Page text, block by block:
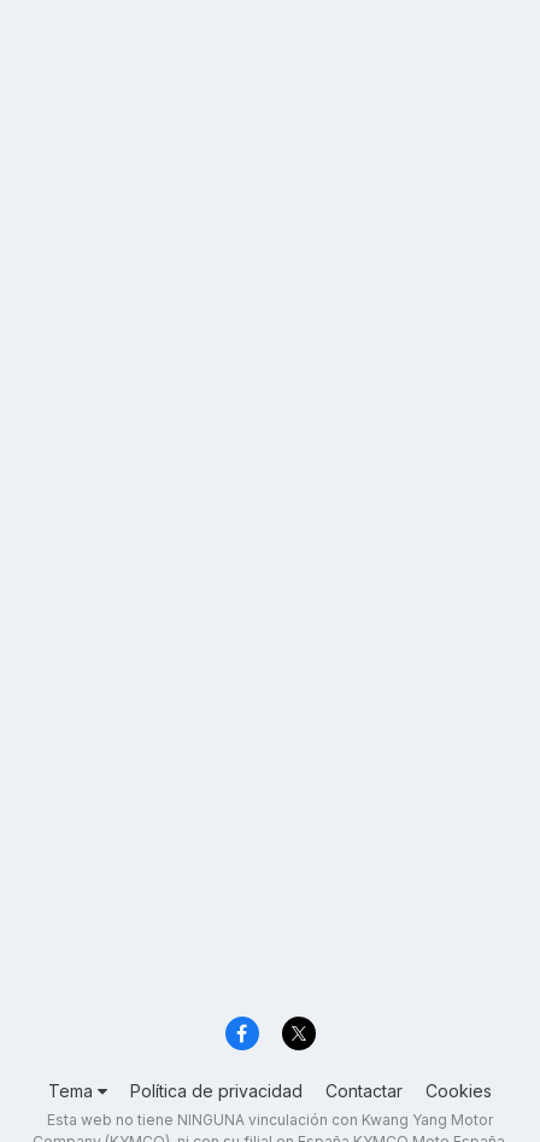
Tema Política de privacidad Contactar Cookies
Esta web no tiene NINGUNA vinculación con Kwang Yang Motor